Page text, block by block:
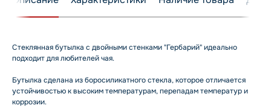
Стеклянная бутылка с двойными стенками "Гербарий" идеально
подходит для любителей чая.
Бутылка сделана из боросиликатного стекла, которое отличается
устойчивостью к высоким температурам, перепадам температур и
коррозии.